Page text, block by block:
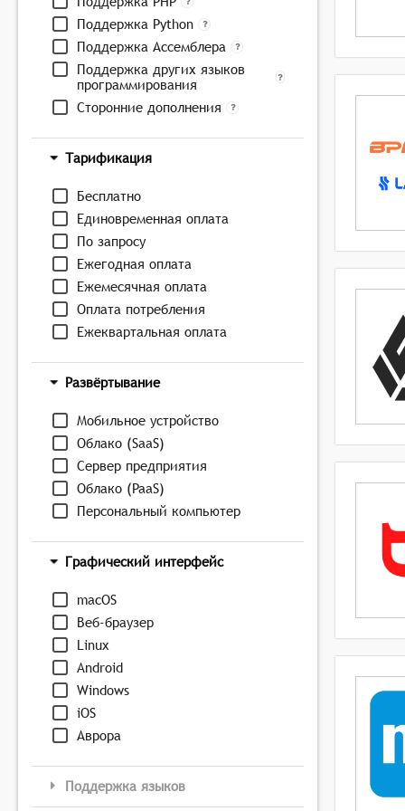
Поддержка Python
Поддержка Ассемблера
Поддержка других языков
программирования
Сторонние дополнения
Тарификация
Бесплатно
Единовременная оплата
По запросу
Ежегодная оплата
Ежемесячная оплата
Оплата потребления
Ежеквартальная оплата
Развёртывание
Мобильное устройство
Облако (SaaS)
Сервер предприятия
Облако (PaaS)
Персональный компьютер
Графический интерфейс
macOS
Веб-браузер
Linux
Android
Windows
iOS
Аврора
Поддержка языков